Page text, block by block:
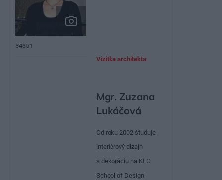
34351
Vizitka architekta
Mgr. Zuzana
Lukáčová
Od roku 2002 študuje
interiérový dizajn
a dekoráciu na KLC
School of Design